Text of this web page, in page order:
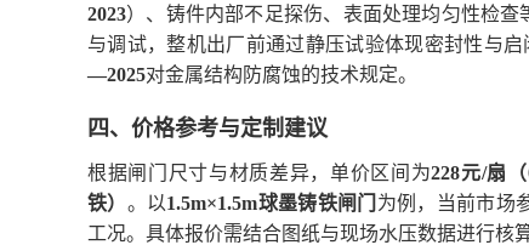
2023）、铸件内部不足探伤、表面处理均匀性检查
与调试，整机出厂前通过静压试验体现密封性与
—2025对金属结构防腐蚀的技术规定。
四、价格参考与定制建议
根据闸门尺寸与材质差异，单价区间为228元/扇
铁） 。以1.5m×1.5m球墨铸铁闸门 为例，当前市场
工况。具体报价需结合图纸与现场水压数据进行核